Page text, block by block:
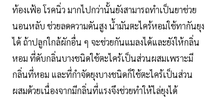
ท้องเฟ้อ โรคนิ่ว มากไปกว่านั้นยังสามารถทำเป็นยาช่วย
นอนหลับ ช่วยลดความดันสูง น้ำมันตะไคร้หอมใช้ทากันยุง
ได้ ถ้าปลูกใกล้ผักอื่น ๆ จะช่วยกันแมลงได้และยังให้กลิ่น
หอม ที่ดับกลิ่นบางชนิดใช้ตะไคร้เป็นส่วนผสมเพราะมี
กลิ่นที่หอม และที่กำจัดยุงบางชนิดก็ใช้ตะไคร้เป็นส่วน
ผสมด้วยเนื่องจากมีกลิ่นที่แรงจึงช่วยทำให้ไล่ยุงได้